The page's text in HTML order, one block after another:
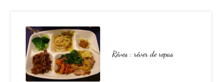
Rêves : rêver de repas